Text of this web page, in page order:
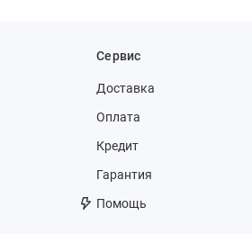
Сервис
Доставка
Оплата
Кредит
Гарантия
Помощь